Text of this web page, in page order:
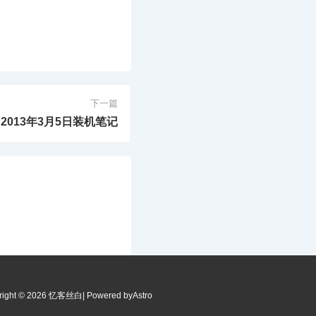
下一篇
2013年3月5日装机笔记
© 2026 忆客丝白 | Powered byAstro